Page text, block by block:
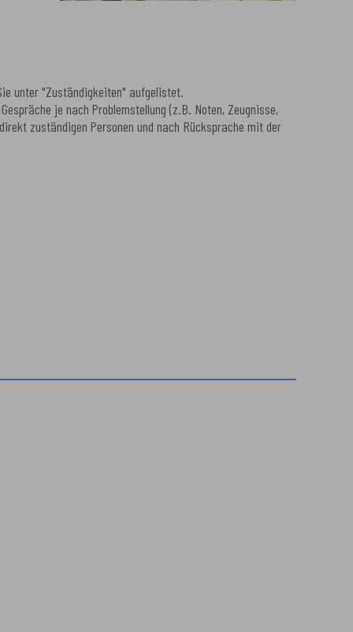
unter "Zuständigkeiten" aufgelistet.
je nach Problemstellung (z.B. Noten, Zeugnisse,
zuständigen Personen und nach Rücksprache mit der